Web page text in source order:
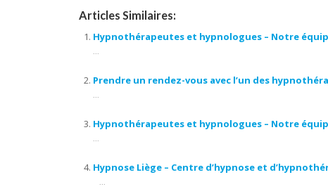
Articles Similaires:
Hypnothérapeutes et hypnologues – Notre
...
Prendre un rendez-vous avec l’un des
...
Hypnothérapeutes et hypnologues – Notre
...
Hypnose Liège – Centre d’hypnose et
...